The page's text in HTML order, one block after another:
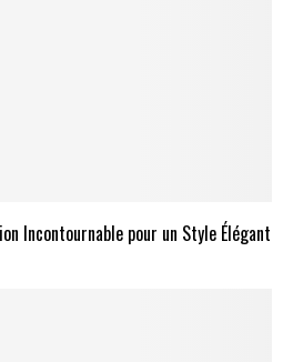
Incontournable pour un Style Élégant